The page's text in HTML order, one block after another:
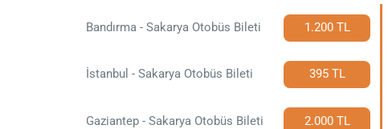
Bandırma - Sakarya Otobüs Bileti 1.200 TL
İstanbul - Sakarya Otobüs Bileti 395 TL
Gaziantep - Sakarya Otobüs Bileti 2.000 TL